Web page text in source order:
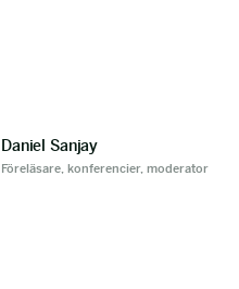
Daniel Sanjay
Föreläsare, konferencier, moderator